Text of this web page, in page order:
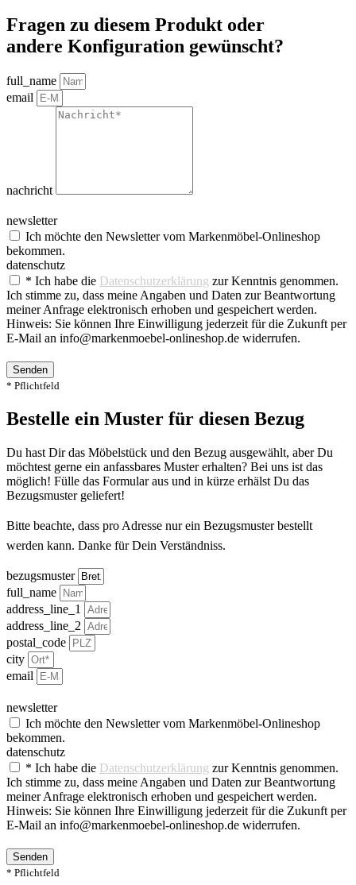
Fragen zu diesem Produkt oder
andere Konfiguration gewünscht?
full_name
email
nachricht
newsletter
Ich möchte den Newsletter vom Markenmöbel-Onlineshop
bekommen.
datenschutz
* Ich habe die Datenschutzerklärung zur Kenntnis genommen.
Ich stimme zu, dass meine Angaben und Daten zur Beantwortung
meiner Anfrage elektronisch erhoben und gespeichert werden.
Hinweis: Sie können Ihre Einwilligung jederzeit für die Zukunft per
E-Mail an info@markenmoebel-onlineshop.de widerrufen.
Senden
* Pflichtfeld
Bestelle ein Muster für diesen Bezug
Du hast Dir das Möbelstück und den Bezug ausgewählt, aber Du
möchtest gerne ein anfassbares Muster erhalten? Bei uns ist das
möglich! Fülle das Formular aus und in kürze erhälst Du das
Bezugsmuster geliefert!
Bitte beachte, dass pro Adresse nur ein Bezugsmuster bestellt
werden kann. Danke für Dein Verständniss.
bezugsmuster
full_name
address_line_1
address_line_2
postal_code
city
email
newsletter
Ich möchte den Newsletter vom Markenmöbel-Onlineshop
bekommen.
datenschutz
* Ich habe die Datenschutzerklärung zur Kenntnis genommen.
Ich stimme zu, dass meine Angaben und Daten zur Beantwortung
meiner Anfrage elektronisch erhoben und gespeichert werden.
Hinweis: Sie können Ihre Einwilligung jederzeit für die Zukunft per
E-Mail an info@markenmoebel-onlineshop.de widerrufen.
Senden
* Pflichtfeld